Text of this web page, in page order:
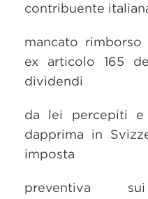
contribuente
mancato
ex articolo 165
dividendi
da lei percepiti e
dapprima in
imposta
preventiva